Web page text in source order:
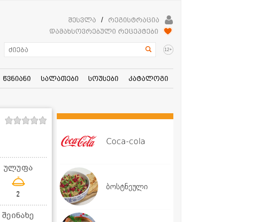
შესვლა /
რეგისტრაცია
დამახსოვრებული რეცეპტები
12+
წვნიანი სალათები სოუსები კატალოგი
ულუფა
2
შეინახე
Coca-cola
ბოსტნეული